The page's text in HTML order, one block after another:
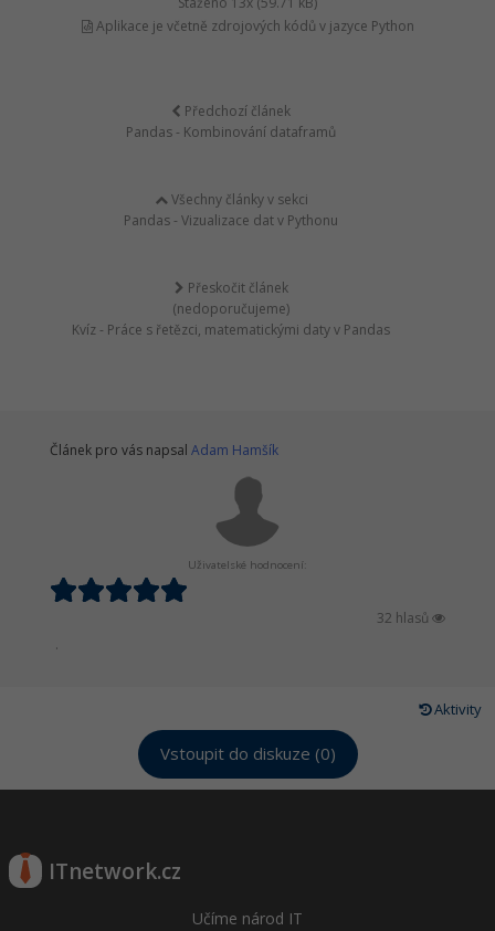
Aplikace je včetně zdrojových kódů v jazyce Python
Předchozí článek
Pandas - Kombinování dataframů
Všechny články v sekci
Pandas - Vizualizace dat v Pythonu
Přeskočit článek
(nedoporučujeme)
Kvíz - Práce s řetězci, matematickými daty v Pandas
Článek pro vás napsal Adam Hamšík
Uživatelské hodnocení:
32 hlasů
.
Aktivity
Vstoupit do diskuze (0)
ITnetwork.cz
Učíme národ IT